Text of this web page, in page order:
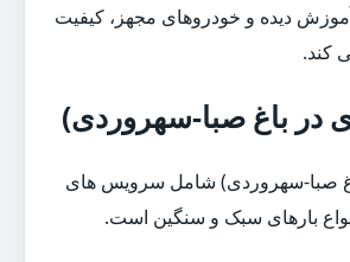
آموزش دیده و خودروهای مجهز، کیفیت
کند.
در باغ صبا-سهروردی)
صبا-سهروردی) شامل سرویس های
بارهای سبک و سنگین است.